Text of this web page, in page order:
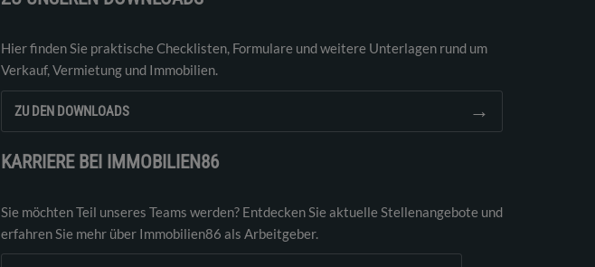
Hier finden Sie praktische Checklisten, Formulare und weitere Unterlagen rund um
Verkauf, Vermietung und Immobilien.
ZU DEN DOWNLOADS →
KARRIERE BEI IMMOBILIEN86
Sie möchten Teil unseres Teams werden? Entdecken Sie aktuelle Stellenangebote und
erfahren Sie mehr über Immobilien86 als Arbeitgeber.